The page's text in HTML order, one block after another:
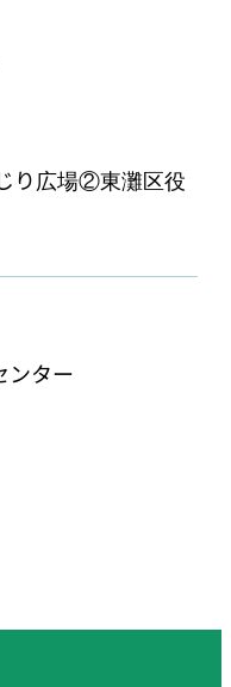
り広場②東灘区役
ンター